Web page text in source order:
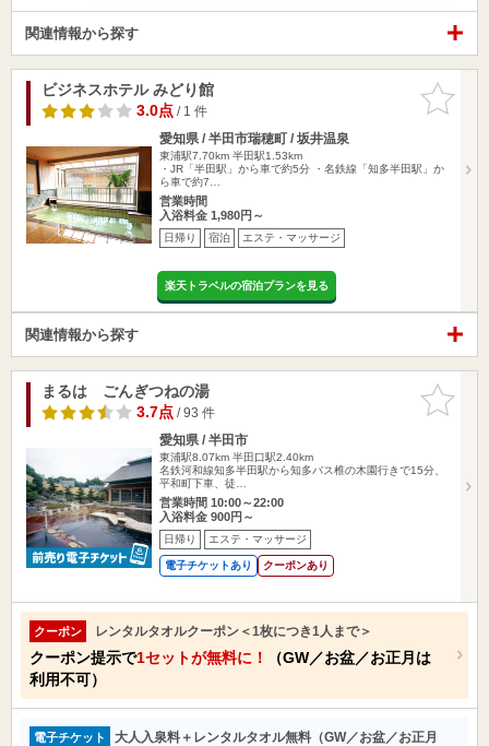
関連情報から探す
お気に入
りに追加
ビジネスホテル みどり館
3.0点/ 1 件
愛知県 / 半田市瑞穂町 / 坂井温泉
東浦駅7.70km 半田駅1.53km
・JR「半田駅」から車で約5分 ・名鉄線「知多半田駅」か
ら車で約7…
営業時間
入浴料金 1,980円～
日帰り 宿泊 エステ・マッサージ
楽天トラベルの宿泊プランを見る
関連情報から探す
お気に入
りに追加
まるは ごんぎつねの湯
3.7点/ 93 件
愛知県 / 半田市
東浦駅8.07km 半田口駅2.40km
名鉄河和線知多半田駅から知多バス椎の木園行きで15分、
平和町下車、徒…
営業時間 10:00～22:00
入浴料金 900円～
日帰り エステ・マッサージ
電子チケットあり クーポンあり
クーポン レンタルタオルクーポン＜1枚につき1人まで＞
クーポン提示で1セットが無料に！
（GW／お盆／お正月は
利用不可）
電子チケット
大人入泉料＋レンタルタオル無料（GW／お盆／お正月